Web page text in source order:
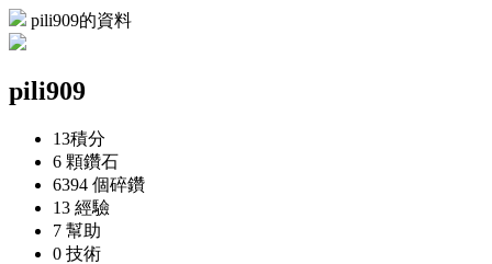
pili909的資料
pili909
13積分
6 顆鑽石
6394 個碎鑽
13 經驗
7 幫助
0 技術